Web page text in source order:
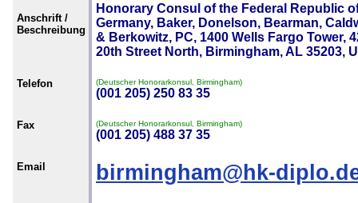
Anschrift /
Beschreibung
Honorary Consul of the Federal Republic
Germany, Baker, Donelson, Bearman,
& Berkowitz, PC, 1400 Wells Fargo Tower,
20th Street North, Birmingham, AL 35203,
Telefon (Deutscher Honorarkonsul, Birmingham)
(001 205) 250 83 35
Fax (Deutscher Honorarkonsul, Birmingham)
(001 205) 488 37 35
Email birmingham@hk-